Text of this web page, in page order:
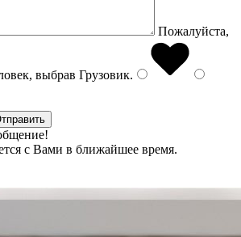
Пожалуйста,
выбрав Грузовик.
с Вами в ближайшее время.